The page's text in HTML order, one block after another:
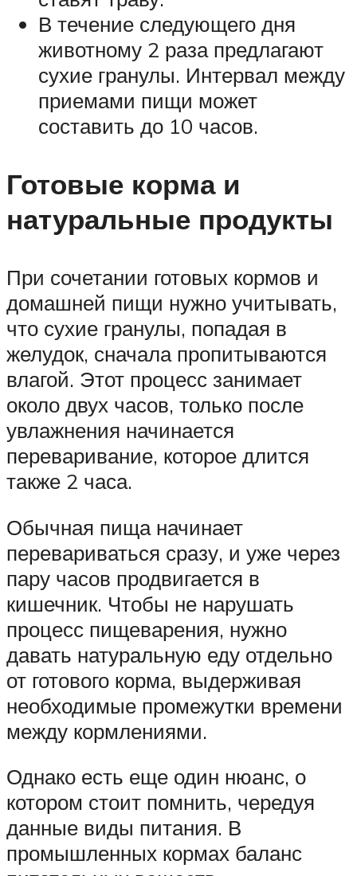
В течение следующего дня
животному 2 раза предлагают
сухие гранулы. Интервал между
приемами пищи может
составить до 10 часов.
Готовые корма и
натуральные продукты
При сочетании готовых кормов и
домашней пищи нужно учитывать,
что сухие гранулы, попадая в
желудок, сначала пропитываются
влагой. Этот процесс занимает
около двух часов, только после
увлажнения начинается
переваривание, которое длится
также 2 часа.
Обычная пища начинает
перевариваться сразу, и уже через
пару часов продвигается в
кишечник. Чтобы не нарушать
процесс пищеварения, нужно
давать натуральную еду отдельно
от готового корма, выдерживая
необходимые промежутки времени
между кормлениями.
Однако есть еще один нюанс, о
котором стоит помнить, чередуя
данные виды питания. В
промышленных кормах баланс